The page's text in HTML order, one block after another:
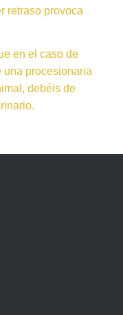
retraso provoca
en el caso de
una procesionaria
debéis de